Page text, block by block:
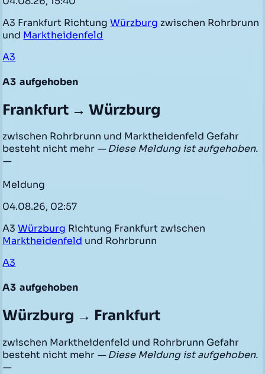
A3 Frankfurt RichtungWürzburg zwischen Rohrbrunn
und Marktheidenfeld
A3
A3 aufgehoben
Frankfurt → Würzburg
zwischen Rohrbrunn und Marktheidenfeld Gefahr
besteht nicht mehr — Diese Meldung ist aufgehoben.
—
Meldung
04.08.26, 02:57
A3Würzburg Richtung Frankfurt zwischen
Marktheidenfeld und Rohrbrunn
A3
A3 aufgehoben
Würzburg → Frankfurt
zwischen Marktheidenfeld und Rohrbrunn Gefahr
besteht nicht mehr — Diese Meldung ist aufgehoben.
—